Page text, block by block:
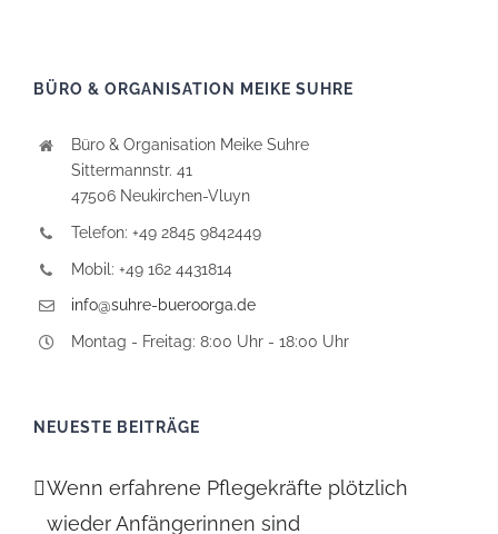
BÜRO & ORGANISATION MEIKE SUHRE
Büro & Organisation Meike Suhre
Sittermannstr. 41
47506 Neukirchen-Vluyn
Telefon: +49 2845 9842449
Mobil: +49 162 4431814
info@suhre-bueroorga.de
Montag - Freitag: 8:00 Uhr - 18:00 Uhr
NEUESTE BEITRÄGE
Wenn erfahrene Pflegekräfte plötzlich
wieder Anfängerinnen sind